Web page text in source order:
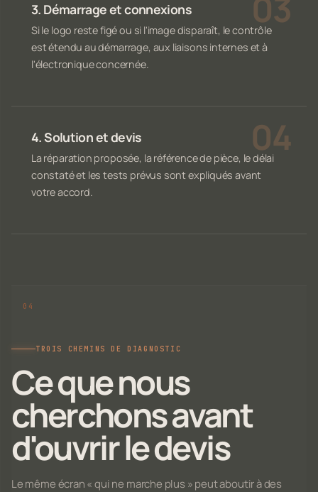
3. Démarrage et connexions
Si le logo reste figé ou si l'image disparaît, le contrôle
est étendu au démarrage, aux liaisons internes et à
l'électronique concernée.
4. Solution et devis
La réparation proposée, la référence de pièce, le délai
constaté et les tests prévus sont expliqués avant
votre accord.
TROIS CHEMINS DE DIAGNOSTIC
Ce que nous
cherchons avant
d'ouvrir le devis
Le même écran « qui ne marche plus » peut aboutir à des